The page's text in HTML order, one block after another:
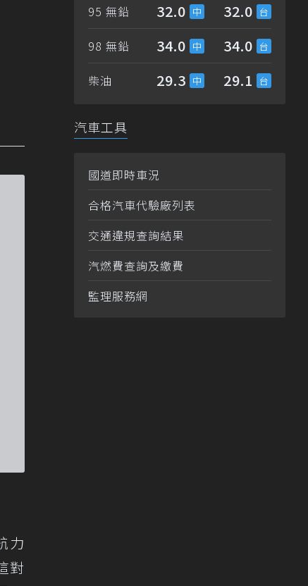
力
對
95 無鉛 32.0 32.0
98 無鉛 34.0 34.0
柴油 29.3 29.1
汽車工具
國道即時車況
合格汽車代驗廠列表
交通違規查詢結果
汽燃費查詢及繳費
監理服務網